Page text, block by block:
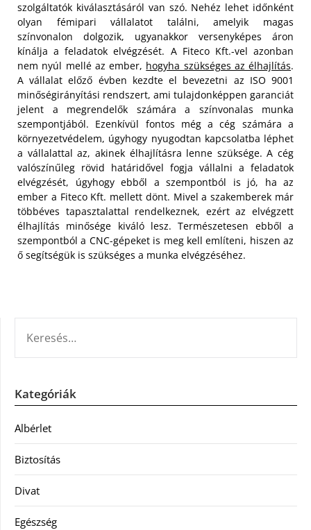
szolgáltatók kiválasztásáról van szó. Nehéz lehet időnként
olyan fémipari vállalatot találni, amelyik magas
színvonalon dolgozik, ugyanakkor versenyképes áron
kínálja a feladatok elvégzését. A Fiteco Kft.-vel azonban
nem nyúl mellé az ember, hogyha szükséges az élhajlítás.
A vállalat előző évben kezdte el bevezetni az ISO 9001
minőségirányítási rendszert, ami tulajdonképpen garanciát
jelent a megrendelők számára a színvonalas munka
szempontjából. Ezenkívül fontos még a cég számára a
környezetvédelem, úgyhogy nyugodtan kapcsolatba léphet
a vállalattal az, akinek élhajlításra lenne szüksége. A cég
valószínűleg rövid határidővel fogja vállalni a feladatok
elvégzését, úgyhogy ebből a szempontból is jó, ha az
ember a Fiteco Kft. mellett dönt. Mivel a szakemberek már
többéves tapasztalattal rendelkeznek, ezért az elvégzett
élhajlítás minősége kiváló lesz. Természetesen ebből a
szempontból a CNC-gépeket is meg kell említeni, hiszen az
ő segítségük is szükséges a munka elvégzéséhez.
Kategóriák
Albérlet
Biztosítás
Divat
Egészség